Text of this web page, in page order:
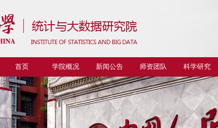
首页 学院概况 新闻公告 师资团队
Faculty
科学研究